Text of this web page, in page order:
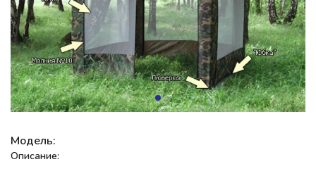
Модель:
Описание: